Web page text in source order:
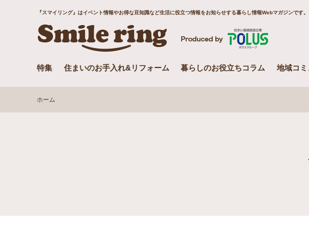
『スマイリング』はイベント情報やお得な豆知識など生活に役立つ情報をお知らせする暮らし情報Webマガジンです。
特集 住まいのお手入れ&リフォーム 暮らしのお役立ちコラム 地域コミ
ホーム